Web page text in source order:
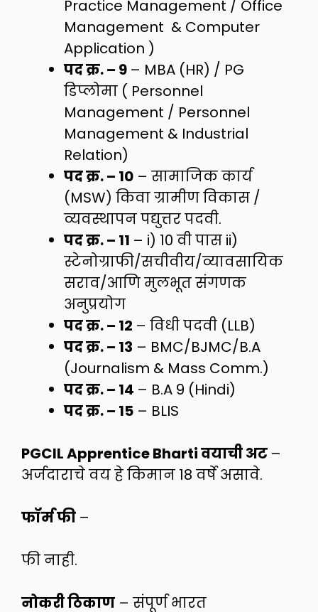
Practice Management / Office
Management & Computer
Application )
पद क्र. – 9 – MBA (HR) / PG
डिप्लोमा ( Personnel
Management / Personnel
Management & Industrial
Relation)
पद क्र. – 10 – सामाजिक कार्य
(MSW) किवा ग्रामीण विकास /
व्यवस्थापन पद्युत्तर पदवी.
पद क्र. – 11 – i) 10 वी पास ii)
स्टेनोग्राफी/सचीवीय/व्यावसायिक
सराव/आणि मुलभूत संगणक
अनुप्रयोग
पद क्र. – 12 – विधी पदवी (LLB)
पद क्र. – 13 – BMC/BJMC/B.A
(Journalism & Mass Comm.)
पद क्र. – 14 – B.A 9 (Hindi)
पद क्र. – 15 – BLIS
PGCIL Apprentice Bharti वयाची अट –
अर्जदाराचे वय हे किमान 18 वर्षे असावे.
फॉर्म फी –
फी नाही.
नोकरी ठिकाण – संपूर्ण भारत